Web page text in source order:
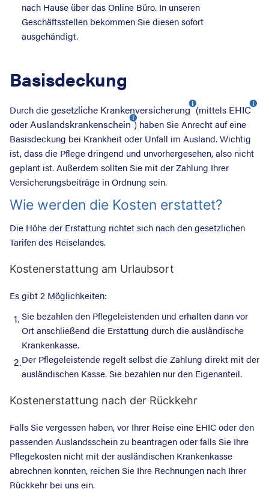
nach Hause über das Online Büro. In unseren
Geschäftsstellen bekommen Sie diesen sofort
ausgehändigt.
Basisdeckung
Durch diegesetzliche Krankenversicherung (mittels EHIC
oderAuslandskrankenschein ) haben Sie Anrecht auf eine
Basisdeckung bei Krankheit oder Unfall im Ausland. Wichtig
ist, dass die Pflege dringend und unvorhergesehen, also nicht
geplant ist. Außerdem sollten Sie mit der Zahlung Ihrer
Versicherungsbeiträge in Ordnung sein.
Wie werden die Kosten erstattet?
Die Höhe der Erstattung richtet sich nach den gesetzlichen
Tarifen des Reiselandes.
Kostenerstattung am Urlaubsort
Es gibt 2 Möglichkeiten:
1. Sie bezahlen den Pflegeleistenden und erhalten dann vor
Ort anschließend die Erstattung durch die ausländische
Krankenkasse.
2.Der Pflegeleistende regelt selbst die Zahlung direkt mit der
ausländischen Kasse. Sie bezahlen nur den Eigenanteil.
Kostenerstattung nach der Rückkehr
Falls Sie vergessen haben, vor Ihrer Reise eine EHIC oder den
passenden Auslandsschein zu beantragen oder falls Sie Ihre
Pflegekosten nicht mit der ausländischen Krankenkasse
abrechnen konnten, reichen Sie Ihre Rechnungen nach Ihrer
Rückkehr bei uns ein.